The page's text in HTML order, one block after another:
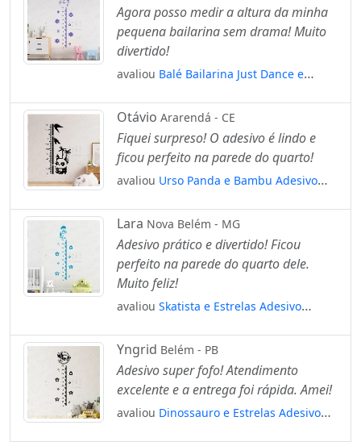
Mod:295
Agora posso medir a altura da minha
pequena bailarina sem drama! Muito
divertido!
avaliou Balé Bailarina Just Dance e
Infantil, Medidor de Altura para Quarto,
Porta e Parede Mod:128
Otávio Ararendá - CE
Fiquei surpreso! O adesivo é lindo e
ficou perfeito na parede do quarto!
avaliou Urso Panda e Bambu Adesivo
de Altura para Quarto, Porta e Parede
Mod:40
Lara Nova Belém - MG
Adesivo prático e divertido! Ficou
perfeito na parede do quarto dele.
Muito feliz!
avaliou Skatista e Estrelas Adesivo
de Altura para Quarto, Porta e Parede
Mod:208
Yngrid Belém - PB
Adesivo super fofo! Atendimento
excelente e a entrega foi rápida. Amei!
avaliou Dinossauro e Estrelas Adesivo